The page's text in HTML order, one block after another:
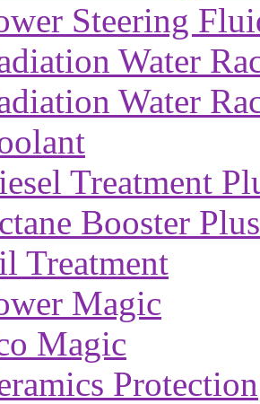
Steering
Water
Water
Treatment
Booster Plus
Treatment
Magic
Magic
Protection